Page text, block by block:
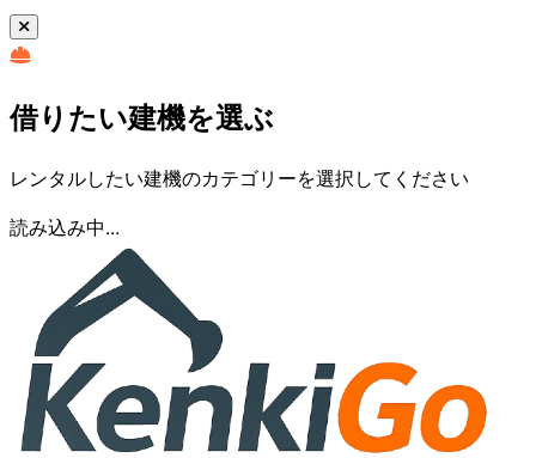
借りたい建機を選ぶ
レンタルしたい建機のカテゴリーを選択してください
読み込み中...